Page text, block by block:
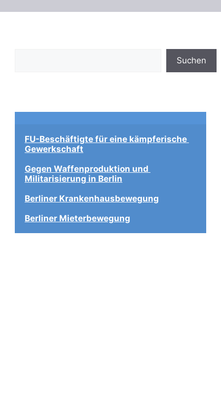
Suchen
FU-Beschäftigte für eine kämpferische
Gewerkschaft
Gegen Waffenproduktion und
Militarisierung in Berlin
Berliner Krankenhausbewegung
Berliner Mieterbewegung